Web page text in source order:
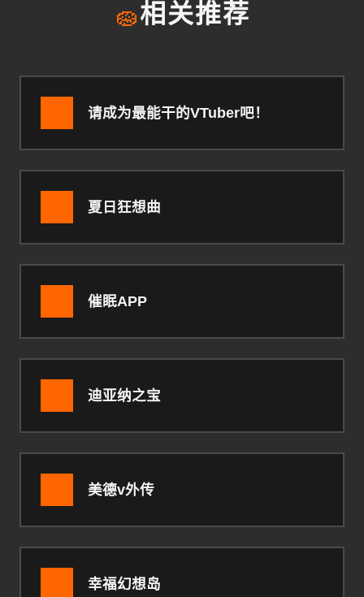
🧽相关推荐
请成为最能干的VTuber吧！
夏日狂想曲
催眠APP
迪亚纳之宝
美德v外传
幸福幻想岛